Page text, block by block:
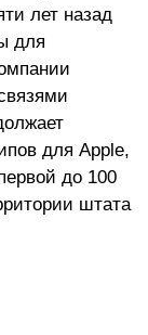
лет назад
для
для Apple,
до 100
штата